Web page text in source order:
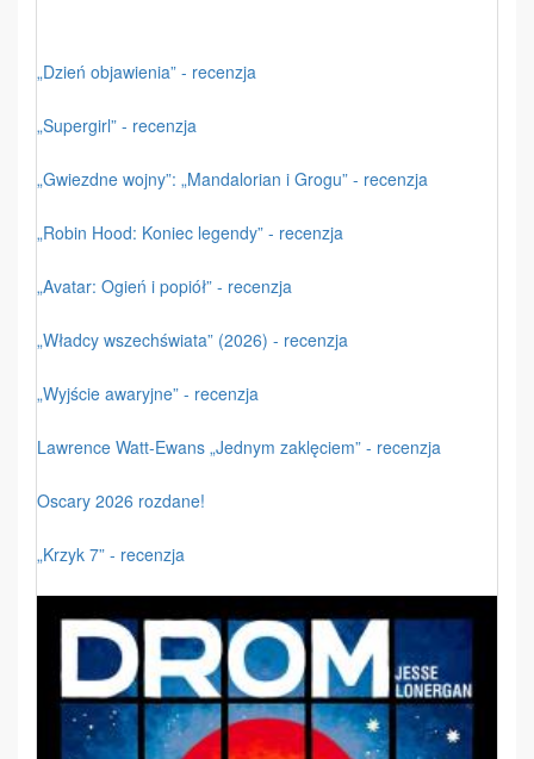
„Dzień objawienia” - recenzja
„Supergirl” - recenzja
„Gwiezdne wojny”: „Mandalorian i Grogu” - recenzja
„Robin Hood: Koniec legendy” - recenzja
„Avatar: Ogień i popiół” - recenzja
„Władcy wszechświata” (2026) - recenzja
„Wyjście awaryjne” - recenzja
Lawrence Watt-Ewans „Jednym zaklęciem” - recenzja
Oscary 2026 rozdane!
„Krzyk 7” - recenzja